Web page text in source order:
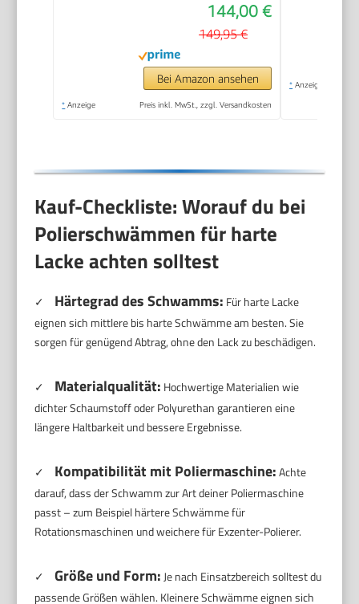
144,00 €
149,95 €
Bei Amazon ansehen
* Anzeige Preis inkl. MwSt., zzgl. Versandkosten
* Anzeige
Kauf-Checkliste: Worauf du bei
Polierschwämmen für harte
Lacke achten solltest
✓ Härtegrad des Schwamms: Für harte Lacke
eignen sich mittlere bis harte Schwämme am besten. Sie
sorgen für genügend Abtrag, ohne den Lack zu beschädigen.
✓ Materialqualität: Hochwertige Materialien wie
dichter Schaumstoff oder Polyurethan garantieren eine
längere Haltbarkeit und bessere Ergebnisse.
✓ Kompatibilität mit Poliermaschine:Achte
darauf, dass der Schwamm zur Art deiner Poliermaschine
passt – zum Beispiel härtere Schwämme für
Rotationsmaschinen und weichere für Exzenter-Polierer.
✓ Größe und Form: Je nach Einsatzbereich solltest du
passende Größen wählen. Kleinere Schwämme eignen sich